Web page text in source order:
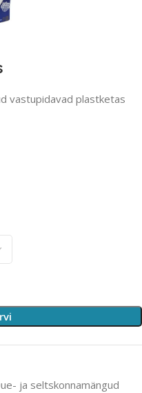
vastupidavad plastketas
ja seltskonnamängud